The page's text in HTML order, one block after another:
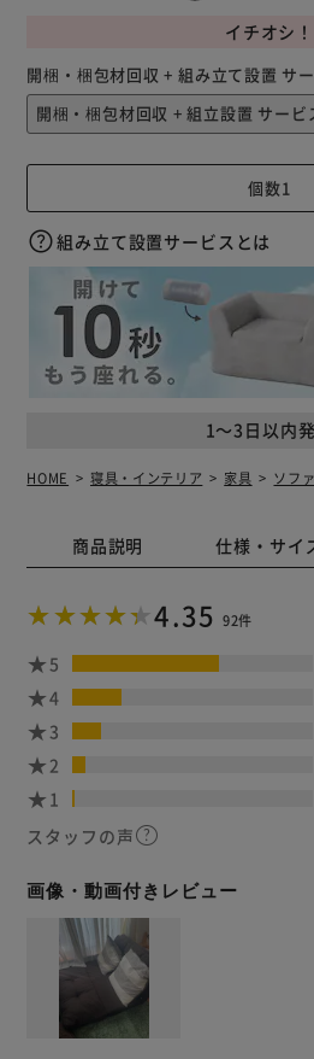
1～3日以内
イチオシ！
開梱・梱包材回収 + 組み立て設置 サ
組み立て設置サービスとは
HOME 寝具・インテリア 家具 ソファ
商品説明 仕様・サイ
4.35 92件
5
4
3
2
1
スタッフの声
画像・動画付きレビュー